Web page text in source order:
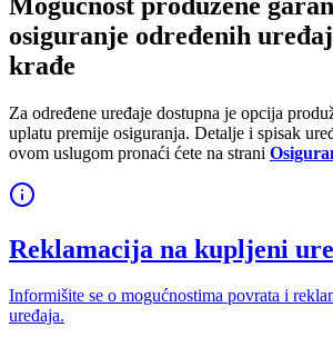
osiguranje određenih
krađe
Za određene uređaje dostupna je opcija
uplatu premije osiguranja. Detalje i spisak
ovom uslugom pronaći ćete na strani
Reklamacija na kupljeni
Informišite se o mogućnostima povrata i
uređaja.